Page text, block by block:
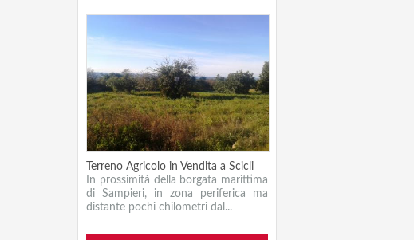
Terreno Agricolo in Vendita a Scicli
In prossimità della borgata marittima
di Sampieri, in zona periferica ma
distante pochi chilometri dal...